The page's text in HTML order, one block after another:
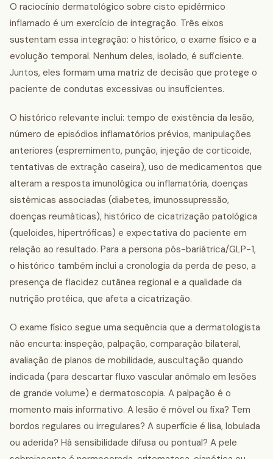
O raciocínio dermatológico sobre cisto epidérmico
inflamado é um exercício de integração. Três eixos
sustentam essa integração: o histórico, o exame físico e a
evolução temporal. Nenhum deles, isolado, é suficiente.
Juntos, eles formam uma matriz de decisão que protege o
paciente de condutas excessivas ou insuficientes.
O histórico relevante inclui: tempo de existência da lesão,
número de episódios inflamatórios prévios, manipulações
anteriores (espremimento, punção, injeção de corticoide,
tentativas de extração caseira), uso de medicamentos que
alteram a resposta imunológica ou inflamatória, doenças
sistêmicas associadas (diabetes, imunossupressão,
doenças reumáticas), histórico de cicatrização patológica
(queloides, hipertróficas) e expectativa do paciente em
relação ao resultado. Para a persona pós-bariátrica/GLP-1,
o histórico também inclui a cronologia da perda de peso, a
presença de flacidez cutânea regional e a qualidade da
nutrição protéica, que afeta a cicatrização.
O exame físico segue uma sequência que a dermatologista
não encurta: inspeção, palpação, comparação bilateral,
avaliação de planos de mobilidade, auscultação quando
indicada (para descartar fluxo vascular anômalo em lesões
de grande volume) e dermatoscopia. A palpação é o
momento mais informativo. A lesão é móvel ou fixa? Tem
bordos regulares ou irregulares? A superfície é lisa, lobulada
ou aderida? Há sensibilidade difusa ou pontual? A pele